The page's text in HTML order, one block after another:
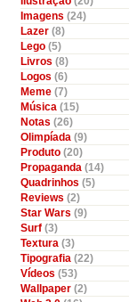
Imagens (24)
Lazer (8)
Lego (5)
Livros (8)
Logos (6)
Meme (7)
Música (15)
Notas (26)
Olimpíada (9)
Produto (20)
Propaganda (14)
Quadrinhos (5)
Reviews (2)
Star Wars (9)
Surf (3)
Textura (3)
Tipografia (22)
Vídeos (53)
Wallpaper (2)